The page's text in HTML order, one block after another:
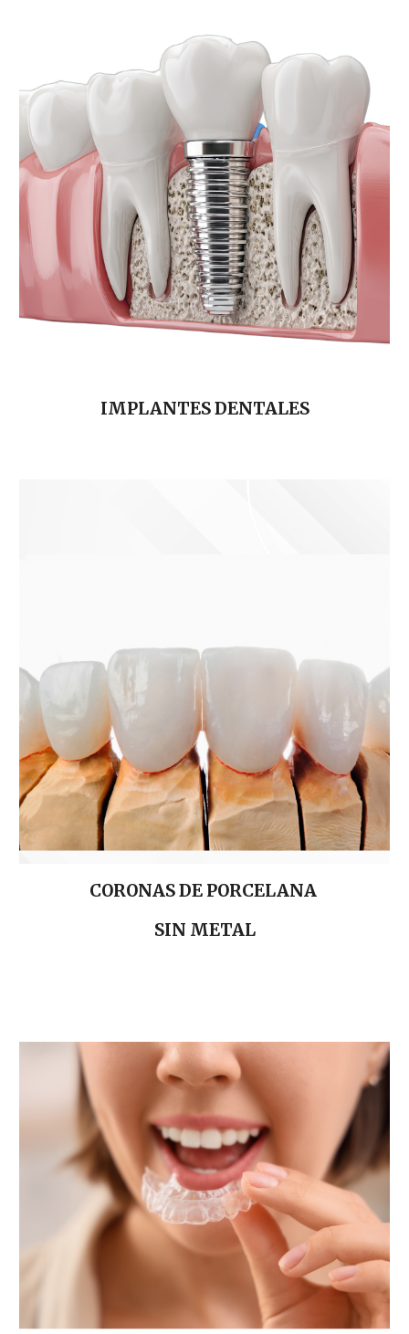
IMPLANTES DENTALES
CORONAS DE PORCELANA
SIN METAL